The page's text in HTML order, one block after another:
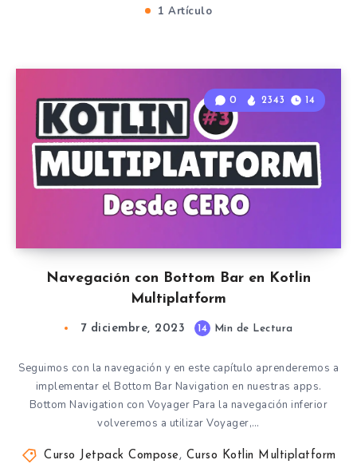
1 Artículo
Navegación con Bottom Bar en Kotlin
Multiplatform
0 2343 14
7 diciembre, 2023 14 Min de Lectura
Seguimos con la navegación y en este capítulo aprenderemos a
implementar el Bottom Bar Navigation en nuestras apps.
Bottom Navigation con Voyager Para la navegación inferior
volveremos a utilizar Voyager,…
Curso Jetpack Compose, Curso Kotlin Multiplatform